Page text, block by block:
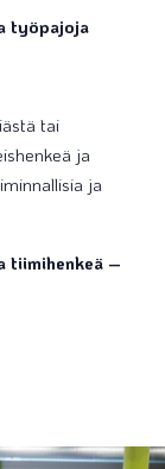
työpajoja
tai
ja
ja
tiimihenkeä –